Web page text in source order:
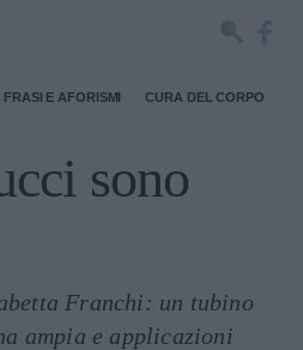
FRASI E AFORISMI CURA DEL CORPO
sono
Franchi: un tubino
ampia e applicazioni